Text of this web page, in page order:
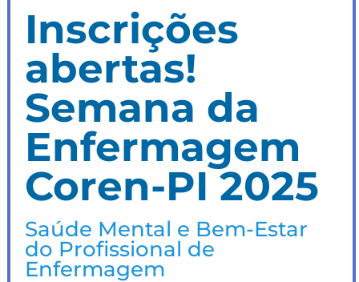
Inscrições
abertas!
Semana da
Enfermagem
Coren-PI 2025
Saúde Mental e Bem-Estar
do Profissional de
Enfermagem